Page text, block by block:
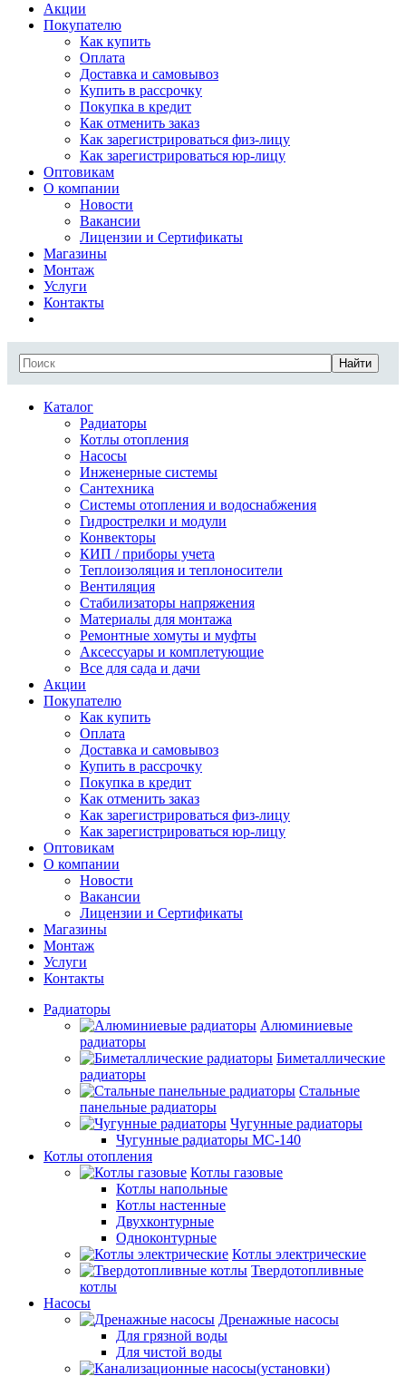
Акции
Покупателю
Как купить
Оплата
Доставка и самовывоз
Купить в рассрочку
Покупка в кредит
Как отменить заказ
Как зарегистрироваться физ-лицу
Как зарегистрироваться юр-лицу
Оптовикам
О компании
Новости
Вакансии
Лицензии и Сертификаты
Магазины
Монтаж
Услуги
Контакты
Найти
Каталог
Радиаторы
Котлы отопления
Насосы
Инженерные системы
Сантехника
Системы отопления и водоснабжения
Гидрострелки и модули
Конвекторы
КИП / приборы учета
Теплоизоляция и теплоносители
Вентиляция
Стабилизаторы напряжения
Материалы для монтажа
Ремонтные хомуты и муфты
Аксессуары и комплетующие
Все для сада и дачи
Акции
Покупателю
Как купить
Оплата
Доставка и самовывоз
Купить в рассрочку
Покупка в кредит
Как отменить заказ
Как зарегистрироваться физ-лицу
Как зарегистрироваться юр-лицу
Оптовикам
О компании
Новости
Вакансии
Лицензии и Сертификаты
Магазины
Монтаж
Услуги
Контакты
Радиаторы
Алюминиевые
радиаторы
Биметаллические
радиаторы
Стальные
панельные радиаторы
Чугунные радиаторы
Чугунные радиаторы МС-140
Котлы отопления
Котлы газовые
Котлы напольные
Котлы настенные
Двухконтурные
Одноконтурные
Котлы электрические
Твердотопливные
котлы
Насосы
Дренажные насосы
Для грязной воды
Для чистой воды